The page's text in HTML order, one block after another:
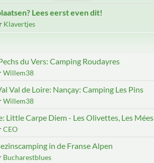
Lees eerst even dit!
Klavertjes
du Vers: Camping Roudayres
Willem38
Val de Loire: Nançay: Camping Les Pins
Willem38
Little Carpe Diem - Les Olivettes, Les Mées
CEO
in de Franse Alpen
Bucharestblues